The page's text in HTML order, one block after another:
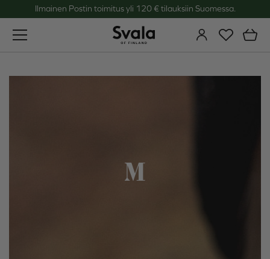
Ilmainen Postin toimitus yli 120 € tilauksiin Suomessa.
M